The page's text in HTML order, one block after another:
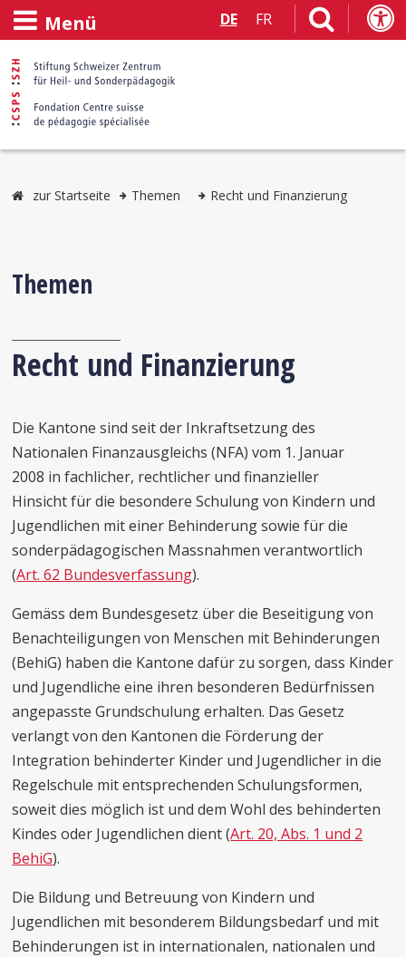
Menü DE FR
zur Startseite Themen Recht und Finanzierung
Themen
Recht und Finanzierung
Die Kantone sind seit der Inkraftsetzung des
Nationalen Finanzausgleichs (NFA) vom 1. Januar
2008 in fachlicher, rechtlicher und finanzieller
Hinsicht für die besondere Schulung von Kindern und
Jugendlichen mit einer Behinderung sowie für die
sonderpädagogischen Massnahmen verantwortlich
(Art. 62 Bundesverfassung).
Gemäss dem Bundesgesetz über die Beseitigung von
Benachteiligungen von Menschen mit Behinderungen
(BehiG) haben die Kantone dafür zu sorgen, dass Kinder
und Jugendliche eine ihren besonderen Bedürfnissen
angepasste Grundschulung erhalten. Das Gesetz
verlangt von den Kantonen die Förderung der
Integration behinderter Kinder und Jugendlicher in die
Regelschule mit entsprechenden Schulungsformen,
soweit dies möglich ist und dem Wohl des behinderten
Kindes oder Jugendlichen dient (Art. 20, Abs. 1 und 2
BehiG).
Die Bildung und Betreuung von Kindern und
Jugendlichen mit besonderem Bildungsbedarf und mit
Behinderungen ist in internationalen, nationalen und